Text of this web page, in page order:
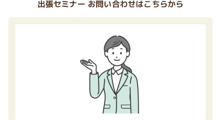
出張セミナー お問い合わせはこちらから